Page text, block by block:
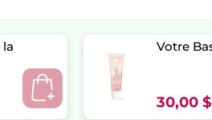
la
Votre
30,00 $